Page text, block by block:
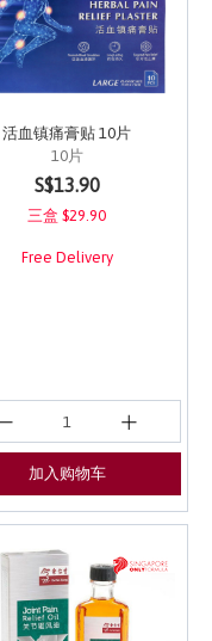
活血镇痛膏贴 10片
10片
5 out of 5 Customer
S$13.90
三盒 $29.90
Free Delivery
加入购物车